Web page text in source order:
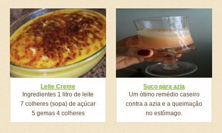
Leite Creme
Ingredientes 1 litro de leite
7 colheres (sopa) de açúcar
5 gemas 4 colheres
(sobremesa) Maizena...
Suco para azia
Um ótimo remédio caseiro
contra a azia e a queimação
no estômago.